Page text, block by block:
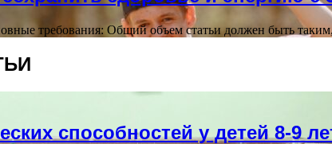
требования: Общий объем статьи должен быть
способностей у детей 8-9